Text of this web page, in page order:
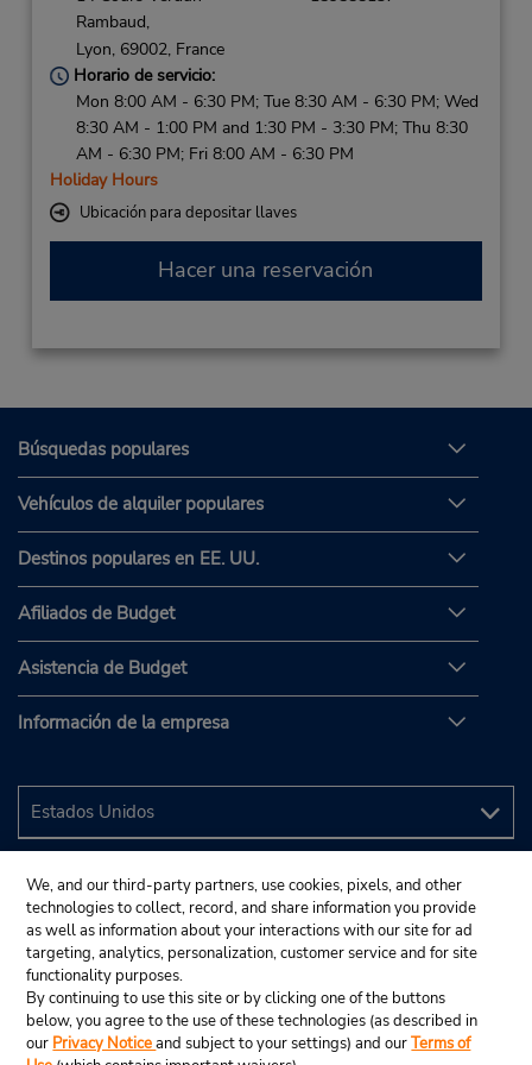
Rambaud,
Lyon, 69002, France
Horario de servicio:
Mon 8:00 AM - 6:30 PM; Tue 8:30 AM - 6:30 PM; Wed
8:30 AM - 1:00 PM and 1:30 PM - 3:30 PM; Thu 8:30
AM - 6:30 PM; Fri 8:00 AM - 6:30 PM
Holiday Hours
Ubicación para depositar llaves
Hacer una reservación
Búsquedas populares
Vehículos de alquiler populares
Destinos populares en EE. UU.
Afiliados de Budget
Asistencia de Budget
Información de la empresa
We, and our third-party partners, use cookies, pixels, and other
technologies to collect, record, and share information you provide
as well as information about your interactions with our site for ad
targeting, analytics, personalization, customer service and for site
functionality purposes.
By continuing to use this site or by clicking one of the buttons
below, you agree to the use of these technologies (as described in
our Privacy Noticeand subject to your settings) and ourTerms of